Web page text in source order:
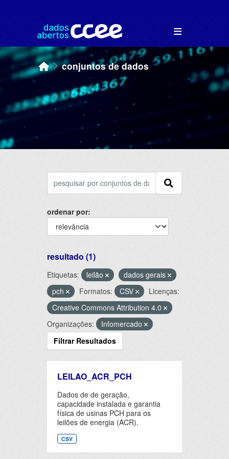
conjuntos de dados
ordenar por
resultado (1)
Etiquetas: leilão
dados gerais
pch
Formatos: CSV
Licenças:
Creative Commons Attribution 4.0
Organizações:
Infomercado
Filtrar Resultados
LEILAO_ACR_PCH
Dados de de geração,
capacidade instalada e garantia
física de usinas PCH para os
leilões de energia (ACR).
CSV